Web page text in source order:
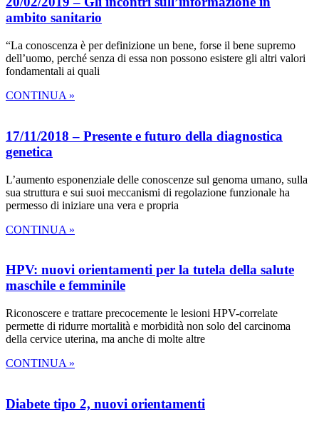
ambito sanitario
“La conoscenza è per definizione un bene, forse il bene supremo
dell’uomo, perché senza di essa non possono esistere gli altri valori
fondamentali ai quali
CONTINUA »
17/11/2018 – Presente e futuro della diagnostica
genetica
L’aumento esponenziale delle conoscenze sul genoma umano, sulla
sua struttura e sui suoi meccanismi di regolazione funzionale ha
permesso di iniziare una vera e propria
CONTINUA »
HPV: nuovi orientamenti per la tutela della salute
maschile e femminile
Riconoscere e trattare precocemente le lesioni HPV-correlate
permette di ridurre mortalità e morbidità non solo del carcinoma
della cervice uterina, ma anche di molte altre
CONTINUA »
Diabete tipo 2, nuovi orientamenti